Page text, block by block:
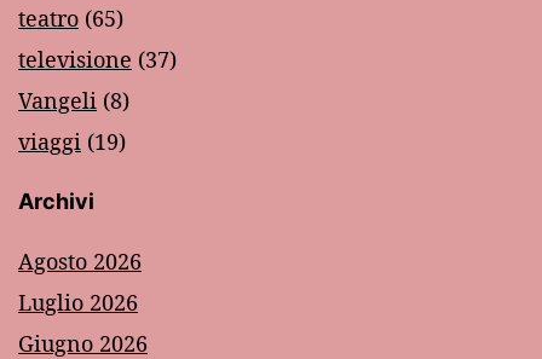
teatro (65)
televisione (37)
Vangeli (8)
viaggi (19)
Archivi
Agosto 2026
Luglio 2026
Giugno 2026